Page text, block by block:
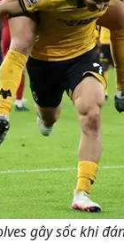
gây sốc khi